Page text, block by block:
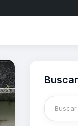
Buscar